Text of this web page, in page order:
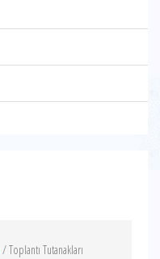
/ Toplantı Tutanakları